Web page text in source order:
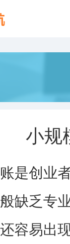
小规
是创业
缺乏专
容易出